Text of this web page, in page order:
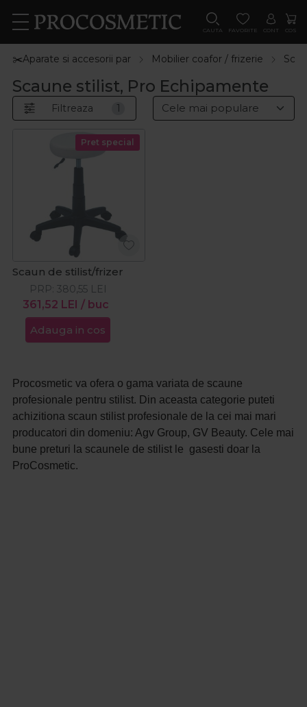
CAUTA FAVORITE CONT COS
✂️Aparate si accesorii par Mobilier coafor / frizerie
Scaune stilist, Pro Echipamente
Filtreaza 1
Pret special
Scaun de stilist/frizer
361,52 LEI / buc
PRP: 380,55 LEI
Adauga in cos
Procosmetic va ofera o gama variata de scaune
profesionale pentru stilist. Din aceasta categorie puteti
achizitiona scaun stilist profesionale de la cei mai mari
producatori din domeniu: Agv Group, GV Beauty. Cele mai
bune preturi la scaunele de stilist le gasesti doar la
ProCosmetic.